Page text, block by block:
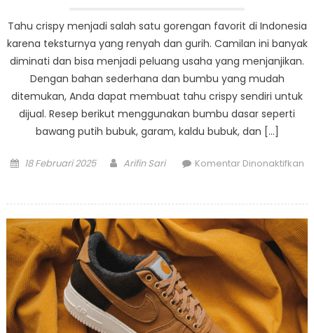
Tahu crispy menjadi salah satu gorengan favorit di Indonesia
karena teksturnya yang renyah dan gurih. Camilan ini banyak
diminati dan bisa menjadi peluang usaha yang menjanjikan.
Dengan bahan sederhana dan bumbu yang mudah
ditemukan, Anda dapat membuat tahu crispy sendiri untuk
dijual. Resep berikut menggunakan bumbu dasar seperti
bawang putih bubuk, garam, kaldu bubuk, dan […]
Posted
18 Februari 2025 Author
Arifin Sari
Komentar Dinonaktifkan
Crispy
Bumbu
Bawang
Garam,
Camilan
Renyah
untuk